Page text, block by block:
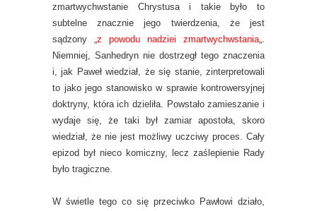
zmartwychwstanie Chrystusa i takie było to
subtelne znacznie jego twierdzenia, że jest
sądzony „ z powodu nadziei zmartwychwstania
Niemniej, Sanhedryn nie dostrzegł tego znaczenia
i, jak Paweł wiedział, że się stanie, zinterpretowali
to jako jego stanowisko w sprawie kontrowersyjnej
doktryny, która ich dzieliła. Powstało zamieszanie i
wydaje się, że taki był zamiar apostoła, skoro
wiedział, że nie jest możliwy uczciwy proces. Cały
epizod był nieco komiczny, lecz zaślepienie Rady
było tragiczne.
W świetle tego co się przeciwko Pawłowi działo,